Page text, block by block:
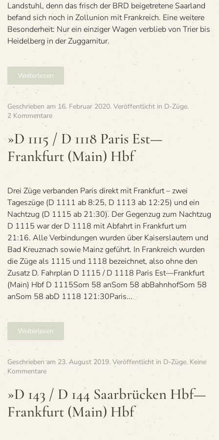
Landstuhl, denn das frisch der BRD beigetretene Saarland
befand sich noch in Zollunion mit Frankreich. Eine weitere
Besonderheit: Nur ein einziger Wagen verblieb von Trier bis
Heidelberg in der Zuggarnitur.
Weiterlesen
Geschrieben am 16. Februar 2020. Veröffentlicht in D-Züge.
2 Kommentarezu
1115
/
D 1118
Paris
Frankfurt
(Main)
Hbf
»D 1115 / D 1118 Paris Est—
Frankfurt (Main) Hbf
Drei Züge ver­ban­den Paris direkt mit Frank­furt – zwei
Tages­züge (D 1111 ab 8:25, D 1113 ab 12:25) und ein
Nacht­zug (D 1115 ab 21:30). Der Gegen­zug zum Nacht­zug
D 1115 war der D 1118 mit Abfahrt in Frank­furt um
21:16. Alle Ver­bin­dun­gen wur­den über Kai­sers­lau­tern und
Bad Kreuz­nach sowie Mainz geführt. In Frank­reich wur­den
die Züge als 1115 und 1118 bezeich­net, also ohne den
Zusatz D. Fahr­plan D 1115 / D 1118 Paris Est—Frankfurt
(Main) Hbf D 1115Som 58 anSom 58 abBahn­hofSom 58
anSom 58 abD 1118 121:30Paris...
Weiterlesen
Geschrieben am 23. August 2019. Veröffentlicht in D-Züge. Keine
Kommentarezu
143
D 144
Saar­
»D 143 / D 144 Saar­brü­cken Hbf—
Frankfurt (Main) Hbf